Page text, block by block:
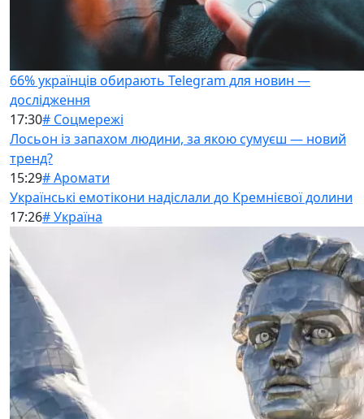
66% українців обирають Telegram для новин —
дослідження
17:30# Соцмережі
Лосьон із запахом людини, за якою сумуєш — новий
тренд?
15:29# Аромати
Українські емотікони надіслали до Кремнієвої долини
17:26# Україна